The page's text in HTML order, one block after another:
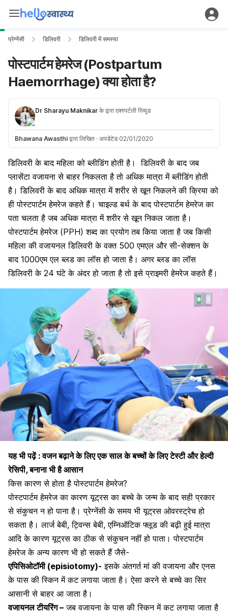
प्रेग्नेंसी डिलिवरी डिलिवरी में समस्या
पोस्टपार्टम हेमरेज (Postpartum
Haemorrhage) क्या होता है?
Dr Sharayu Maknikar के द्वारा एक्स्पर्टली रिव्यूड
Bhawana Awasthi द्वारा लिखित · अपडेटेड 02/01/2020
डिलिवरी के बाद महिला को ब्लीडिंगहोती है। डिलिवरी के बाद जब
प्लासेंटा वजायना से बाहर निकलता है तो अधिक मात्रा में ब्लीडिंग होती
है।डिलिवरी के बादअधिक मात्रा में शरीर से खूननिकलने की क्रिया को
ही पोस्टपार्टम हेमरेज कहते हैं। चाइल्ड बर्थ के बाद पोस्टपार्टम हेमरेज का
पता चलता है जब अधिक मात्रा में शरीर से खून निकल जाता है।
पोस्टपार्टम हेमरेज (PPH) शब्द का प्रयोग तब किया जाता है जब किसी
महिला की वजायनलडिलिवरी के वक्त 500 एमएल और सी-सेक्शन के
बाद 1000एम एल ब्लड का लॉस हो जाता है। अगर ब्लड का लॉस
डिलिवरी के 24 घंटे के अंदर हो जाता है तो इसे प्राइमरी हेमरेज कहते हैं।
यह भी पढ़ें :वजन बढ़ाने के लिए एक साल के बच्चों के लिए टेस्टी और हेल्दी
रेसिपी, बनाना भी है आसान
किस कारण से होता है पोस्टपार्टमहेमरेज?
पोस्टपार्टम हेमरेज का कारण यूट्रस का बच्चे के जन्म के बाद सही प्रकार
से संकुचन न हो पाना है। प्रेग्नेंसी के समय भीयूट्रस ओवरस्ट्रेच हो
सकता है। लार्ज बेबी,ट्विन्स बेबी, एम्निऑटिक फ्लूड की बढ़ी हुई मात्रा
आदि के कारण यूट्रस का ठीक से संकुचन नहीं हो पाता। पोस्टपार्टम
हेमरेजके अन्य कारण भी हो सकते हैं जैसे-
एपिसिओटॉमी (episiotomy)- इसके अंतगर्त मां की वजायना और एनस
के पास की स्किन में कट लगाया जाता है। ऐसा करने से बच्चे का सिर
आसानी से बाहर आ जाता है।
वजायनल टीयरिंग – जब वजायना के पास कीस्किनमें कट लगाया जाता है